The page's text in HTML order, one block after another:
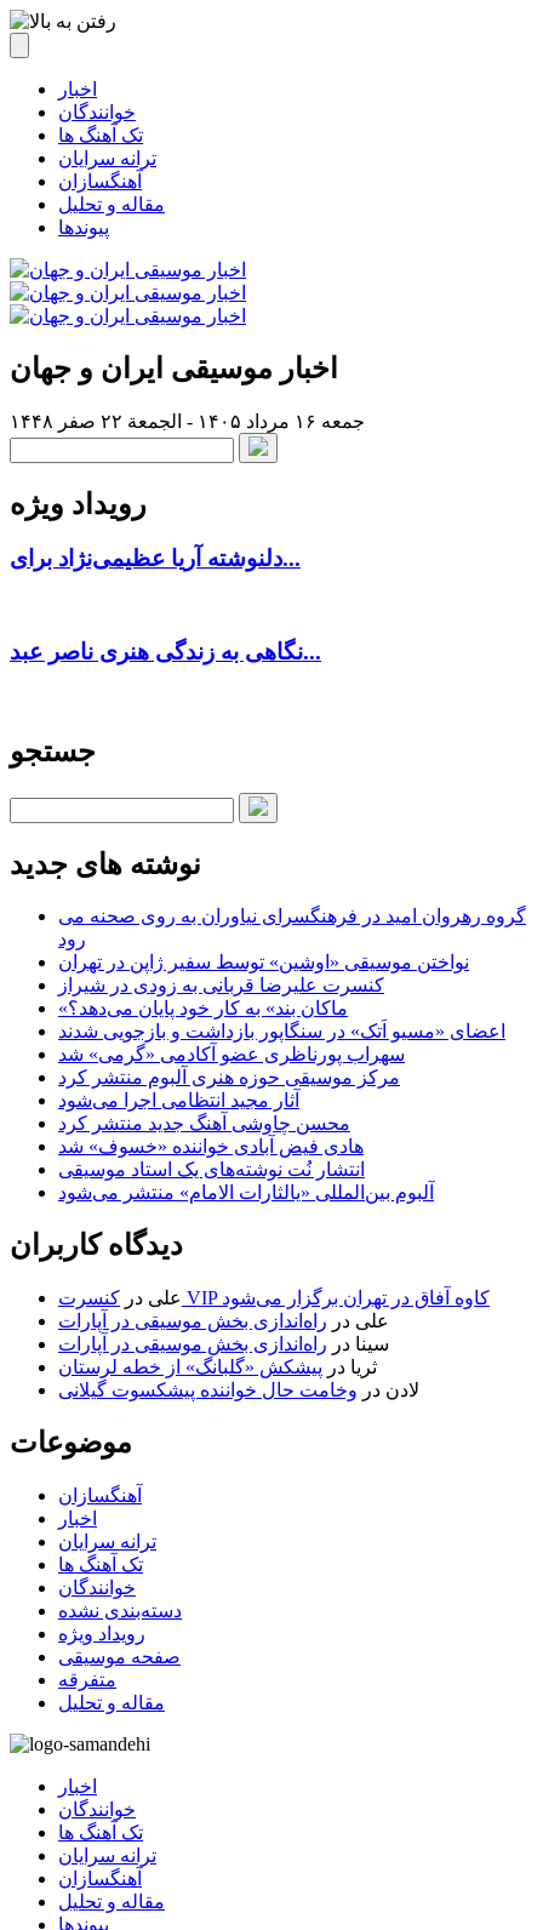
اخبار
خوانندگان
تک آهنگ ها
ترانه سرایان
آهنگسازان
مقاله و تحلیل
پیوندها
اخبار موسیقی ایران و جهان
جمعه ۱۶ مرداد ۱۴۰۵ - الجمعة ۲۲ صفر ۱۴۴۸
رویداد ویژه
دلنوشته آریا عظیمی‌نژاد برای...
نگاهی به زندگی هنری ناصر عبد...
جستجو
نوشته های جدید
گروه رهروان امید در فرهنگسرای نیاوران به روی صحنه می
رود
نواختن موسیقی «اوشین» توسط سفیر ژاپن در تهران
کنسرت علیرضا قربانی به زودی در شیراز
«ماکان بند» به کار خود پایان می‌دهد؟
اعضای «مسیو اَتک» در سنگاپور بازداشت و بازجویی شدند
سهراب پورناظری عضو آکادمی «گرمی» شد
مرکز موسیقی حوزه هنری آلبوم منتشر کرد
آثار مجید انتظامی اجرا می‌شود
محسن چاوشی آهنگ جدید منتشر کرد
هادی فیض آبادی خواننده «خسوف» شد
انتشار نُت نوشته‌های یک استاد موسیقی
آلبوم بین‌المللی «یالثارات الامام» منتشر می‌شود
دیدگاه کاربران
علی در
کنسرت VIP کاوه آفاق در تهران برگزار می‌شود
علی در راه‌اندازی بخش موسیقی در آپارات
سینا در راه‌اندازی بخش موسیقی در آپارات
ثریا در پیشکش «گلبانگ» از خطه لرستان
لادن در وخامت حال خواننده پیشکسوت گیلانی
موضوعات
آهنگسازان
اخبار
ترانه سرایان
تک آهنگ ها
خوانندگان
دسته‌بندی نشده
رویداد ویژه
صفحه موسیقی
متفرقه
مقاله و تحلیل
اخبار
خوانندگان
تک آهنگ ها
ترانه سرایان
آهنگسازان
مقاله و تحلیل
پیوندها